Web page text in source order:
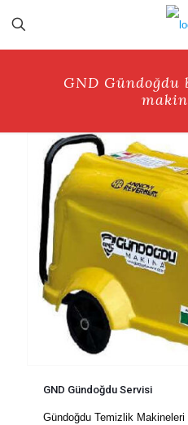
GND Gündoğdu
GND Gündoğdu Servisi
Gündoğdu Temizlik Makineleri